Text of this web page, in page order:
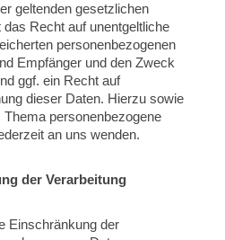
geltenden gesetzlichen
Recht auf unentgeltliche
personenbezogenen
Empfänger und den Zweck
ggf. ein Recht auf
dieser Daten. Hierzu sowie
personenbezogene
an uns wenden.
der Verarbeitung
Einschränkung der